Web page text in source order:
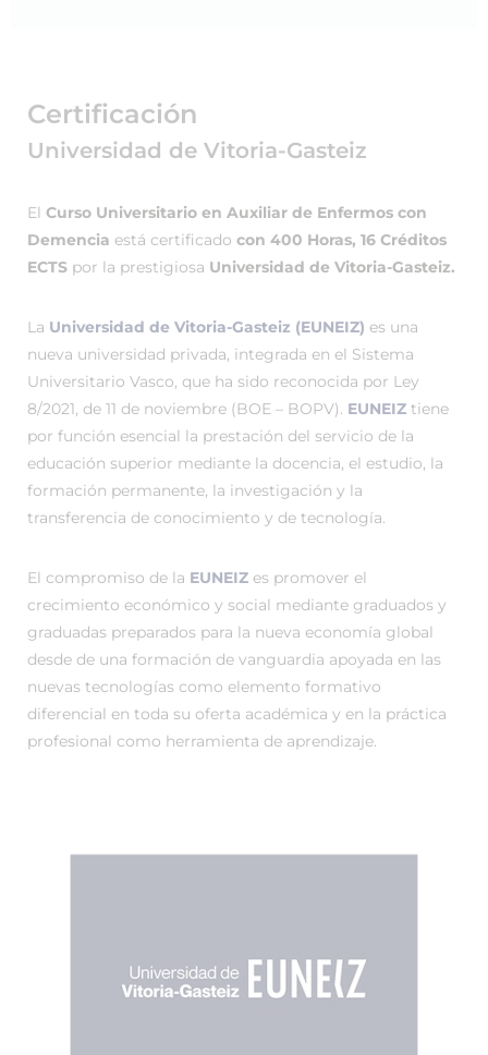
Certificación
Universidad de Vitoria-Gasteiz
El Curso Universitario en Auxiliar de Enfermos con
Demencia está certificado con 400 Horas, 16 Créditos
ECTS por la prestigiosa Universidad de Vitoria-Gasteiz.
La Universidad de Vitoria-Gasteiz (EUNEIZ) es una
nueva universidad privada, integrada en el Sistema
Universitario Vasco, que ha sido reconocida por Ley
8/2021, de 11 de noviembre (BOE – BOPV). EUNEIZ tiene
por función esencial la prestación del servicio de la
educación superior mediante la docencia, el estudio, la
formación permanente, la investigación y la
transferencia de conocimiento y de tecnología.
El compromiso de la EUNEIZ es promover el
crecimiento económico y social mediante graduados y
graduadas preparados para la nueva economía global
desde de una formación de vanguardia apoyada en las
nuevas tecnologías como elemento formativo
diferencial en toda su oferta académica y en la práctica
profesional como herramienta de aprendizaje.